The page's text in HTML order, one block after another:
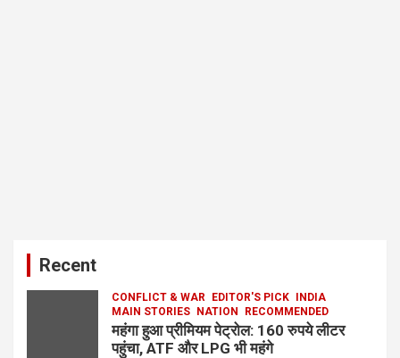
Recent
CONFLICT & WAR EDITOR'S PICK INDIA
MAIN STORIES NATION RECOMMENDED
महंगा हुआ प्रीमियम पेट्रोल: 160 रुपये लीटर
पहुंचा, ATF और LPG भी महंगे